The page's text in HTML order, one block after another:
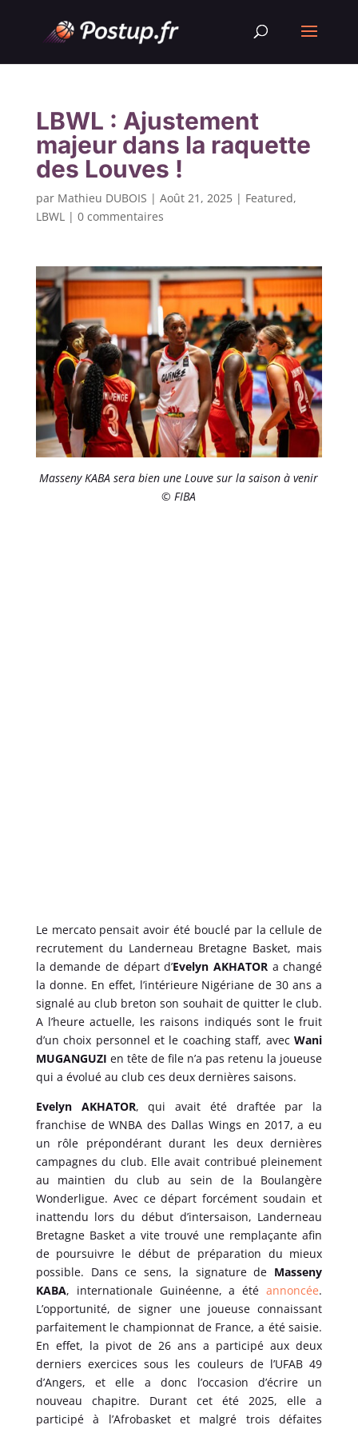
LBWL : Ajustement
majeur dans la raquette
des Louves !
par Mathieu DUBOIS | Août 21, 2025| Featured,
LBWL| 0 commentaires
Masseny KABA sera bien une Louve sur la saison à venir
© FIBA
Le mercato pensait avoir été bouclé par la cellule de
recrutement du Landerneau Bretagne Basket, mais
la demande de départ d’Evelyn AKHATORa changé
la donne. En effet, l’intérieure Nigériane de 30 ans a
signalé au club breton son souhait de quitter le club.
A l’heure actuelle, les raisons indiqués sont le fruit
d’un choix personnel et le coaching staff, avecWani
MUGANGUZI en tête de file n’a pas retenu la joueuse
qui a évolué au club ces deux dernières saisons.
Evelyn AKHATOR, qui avait été draftée par la
franchise de WNBA des Dallas Wings en 2017, a eu
un rôle prépondérant durant les deux dernières
campagnes du club. Elle avait contribué pleinement
au maintien du club au sein de la Boulangère
Wonderligue. Avec ce départ forcément soudain et
inattendu lors du début d’intersaison, Landerneau
Bretagne Basket a vite trouvé une remplaçante afin
de poursuivre le début de préparation du mieux
possible. Dans ce sens, la signature de Masseny
KABA, internationale Guinéenne, a étéannoncée.
L’opportunité, de signer une joueuse connaissant
parfaitement le championnat de France, a été saisie.
En effet, la pivot de 26 ans a participé aux deux
derniers exercices sous les couleurs de l’UFAB 49
d’Angers, et elle a donc l’occasion d’écrire un
nouveau chapitre. Durant cet été 2025, elle a
participé à l’Afrobasket et malgré trois défaites